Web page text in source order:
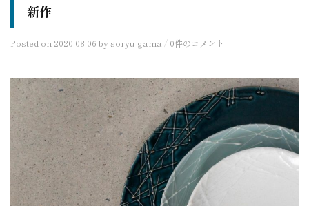
新作
Posted on 2020-08-06 by soryu-gama / 0件のコメント